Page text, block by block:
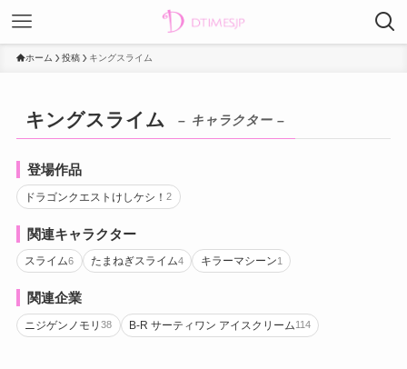
ホーム 投稿 キングスライム
キングスライム – キャラクター –
登場作品
ドラゴンクエストけしケシ！2
関連キャラクター
スライム6 たまねぎスライム4 キラーマシーン1
関連企業
ニジゲンノモリ38 B-R サーティワン アイスクリーム114